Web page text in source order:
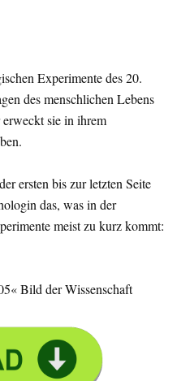
Experimente des 20.
des menschlichen Lebens
sie in ihrem
ersten bis zur letzten Seite
das, was in der
meist zu kurz kommt:
Bild der Wissenschaft